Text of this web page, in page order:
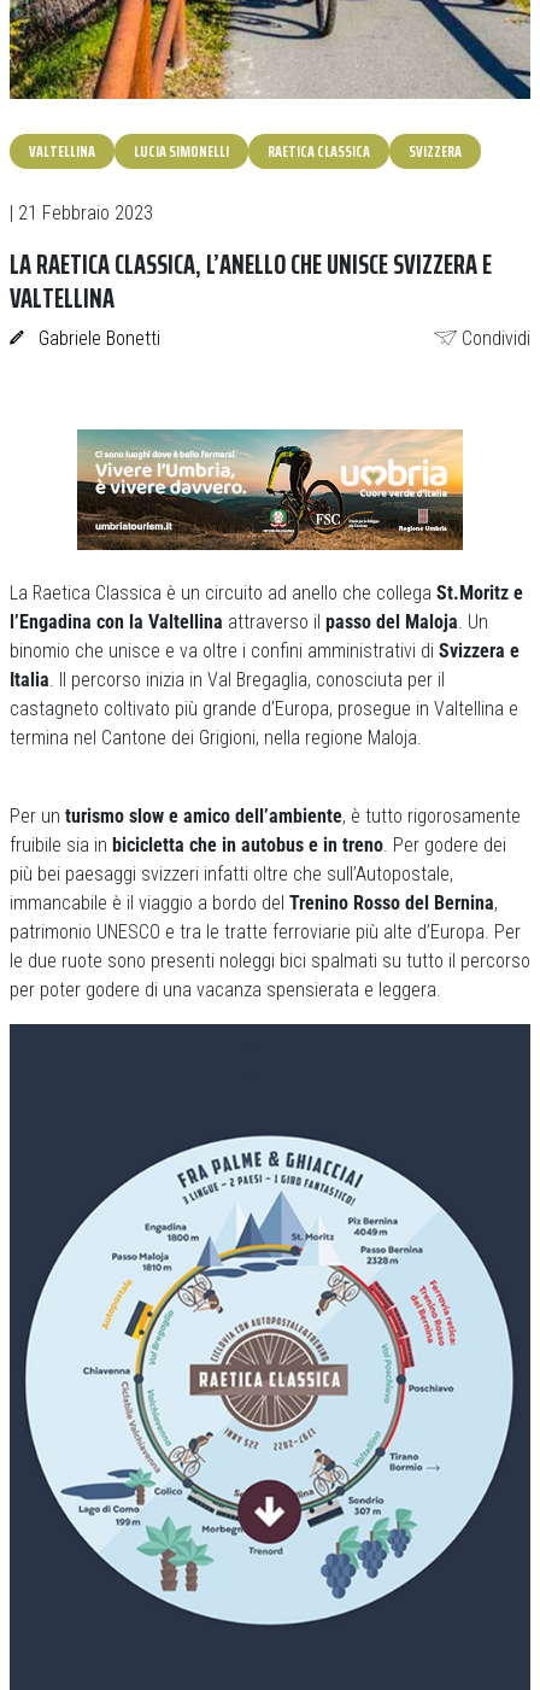
VALTELLINA LUCIA SIMONELLI RAETICA CLASSICA SVIZZERA
| 21 Febbraio 2023
LA RAETICA CLASSICA, L’ANELLO CHE UNISCE SVIZZERA E
VALTELLINA
Gabriele Bonetti Condividi
La Raetica Classica è un circuito ad anello che collega St.Moritz e
l’Engadina con la Valtellina attraverso il passo del Maloja. Un
binomio che unisce e va oltre i confini amministrativi di Svizzera e
Italia. Il percorso inizia in Val Bregaglia, conosciuta per il
castagneto coltivato più grande d’Europa, prosegue in Valtellina e
termina nel Cantone dei Grigioni, nella regione Maloja.
Per un turismo slow e amico dell’ambiente, è tutto rigorosamente
fruibile sia in bicicletta che in autobus e in treno. Per godere dei
più bei paesaggi svizzeri infatti oltre che sull’Autopostale,
immancabile è il viaggio a bordo del Trenino Rosso del Bernina,
patrimonio UNESCO e tra le tratte ferroviarie più alte d’Europa. Per
le due ruote sono presenti noleggi bici spalmati su tutto il percorso
per poter godere di una vacanza spensierata e leggera.